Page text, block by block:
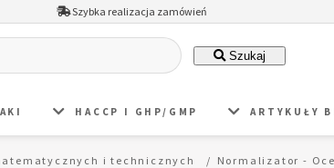
Szybka realizacja zamówień
Szukaj
HACCP I GHP/GMP ARTYKUŁY
i technicznych Normalizator -